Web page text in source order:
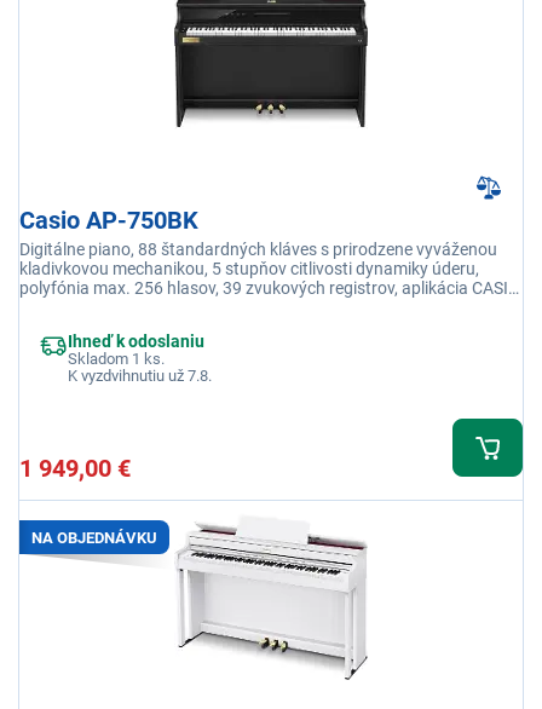
Casio AP-750BK
Digitálne piano, 88 štandardných kláves s prirodzene vyváženou
kladivkovou mechanikou, 5 stupňov citlivosti dynamiky úderu,
polyfónia max. 256 hlasov, 39 zvukových registrov, aplikácia CASIO
Ihneď k odoslaniu
Skladom 1 ks.
K vyzdvihnutiu už 7.8.
1 949,00 €
NA OBJEDNÁVKU